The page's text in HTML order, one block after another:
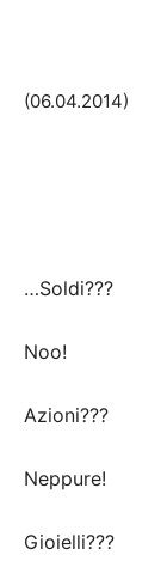
(06.04.2014)
…Soldi???
Noo!
Azioni???
Neppure!
Gioielli???